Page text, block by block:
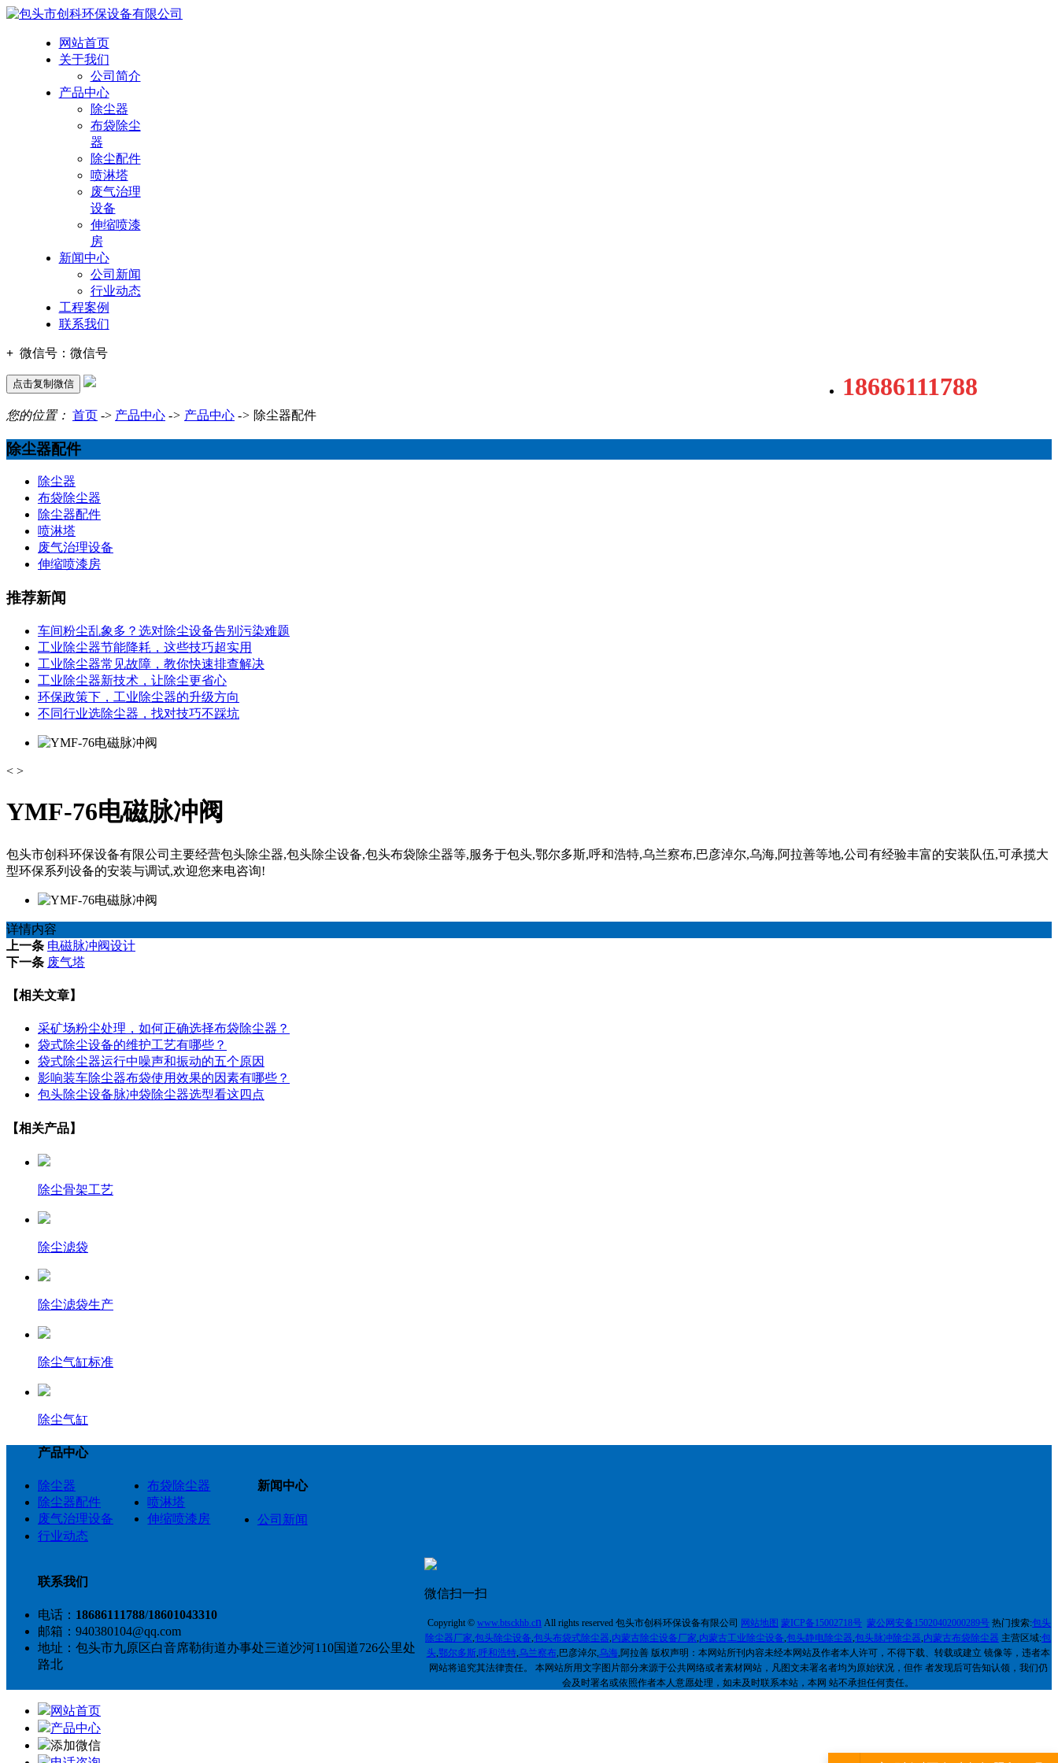
网站首页
关于我们
公司简介
产品中心
除尘器
布袋除尘
器
除尘配件
喷淋塔
废气治理
设备
伸缩喷漆
房
新闻中心
公司新闻
行业动态
工程案例
联系我们
18686111788
+ 微信号： 微信号
点击复制微信
您的位置： 首页 -> 产品中心 -> 产品中心 -> 除尘器配件
除尘器配件
除尘器
布袋除尘器
除尘器配件
喷淋塔
废气治理设备
伸缩喷漆房
推荐新闻
车间粉尘乱象多？选对除尘设备告别污染难题
工业除尘器节能降耗，这些技巧超实用
工业除尘器常见故障，教你快速排查解决
工业除尘器新技术，让除尘更省心
环保政策下，工业除尘器的升级方向
不同行业选除尘器，找对技巧不踩坑
< >
YMF-76电磁脉冲阀
包头市创科环保设备有限公司主要经营包头除尘器,包头除尘设备,包头布袋除尘器等,服务于包头,鄂尔多斯,呼和浩特,乌兰察布,巴彦淖尔,乌海,阿拉善等地,公司有经验丰富的安装队伍,可承揽大
型环保系列设备的安装与调试,欢迎您来电咨询!
详情内容
上一条 电磁脉冲阀设计
下一条 废气塔
【相关文章】
采矿场粉尘处理，如何正确选择布袋除尘器？
袋式除尘设备的维护工艺有哪些？
袋式除尘器运行中噪声和振动的五个原因
影响装车除尘器布袋使用效果的因素有哪些？
包头除尘设备脉冲袋除尘器选型看这四点
【相关产品】
除尘骨架工艺
除尘滤袋
除尘滤袋生产
除尘气缸标准
除尘气缸
产品中心
除尘器
布袋除尘器
除尘器配件
喷淋塔
废气治理设备
伸缩喷漆房
新闻中心
公司新闻
行业动态
联系我们
电话： 18686111788/18601043310
邮箱：940380104@qq.com
地址：包头市九原区白音席勒街道办事处三道沙河110国道726公里处
路北
微信扫一扫
Copyright ©www.btsckhb.cn All rights reserved 包头市创科环保设备有限公司 网站地图 蒙ICP备15002718号 蒙公网安备15020402000289号 热门搜索:包头
除尘器厂家 ,包头除尘设备 ,包头布袋式除尘器 内蒙古除尘设备厂家 内蒙古工业除尘设备 ,包头静电除尘器 ,包头脉冲除尘器 内蒙古布袋除尘器 主营区域:包
头, 鄂尔多斯, 呼和浩特, 乌兰察布,巴彦淖尔, 乌海,阿拉善 版权声明：本网站所刊内容未经本网站及作者本人许可，不得下载、转载或建立 镜像等，违者本
网站将追究其法律责任。 本网站所用文字图片部分来源于公共网络或者素材网站，凡图文未署名者均为原始状况，但作 者发现后可告知认领，我们仍
会及时署名或依照作者本人意愿处理，如未及时联系本站，本网 站不承担任何责任。
网站首页
产品中心
添加微信